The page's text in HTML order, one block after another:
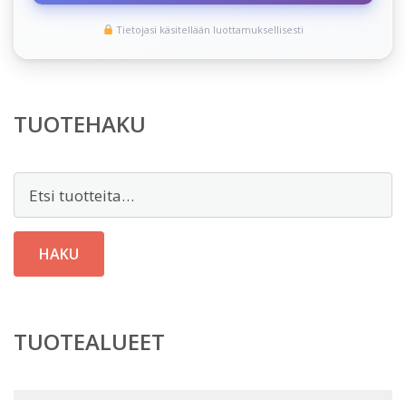
Tietojasi käsitellään luottamuksellisesti
TUOTEHAKU
HAKU
TUOTEALUEET